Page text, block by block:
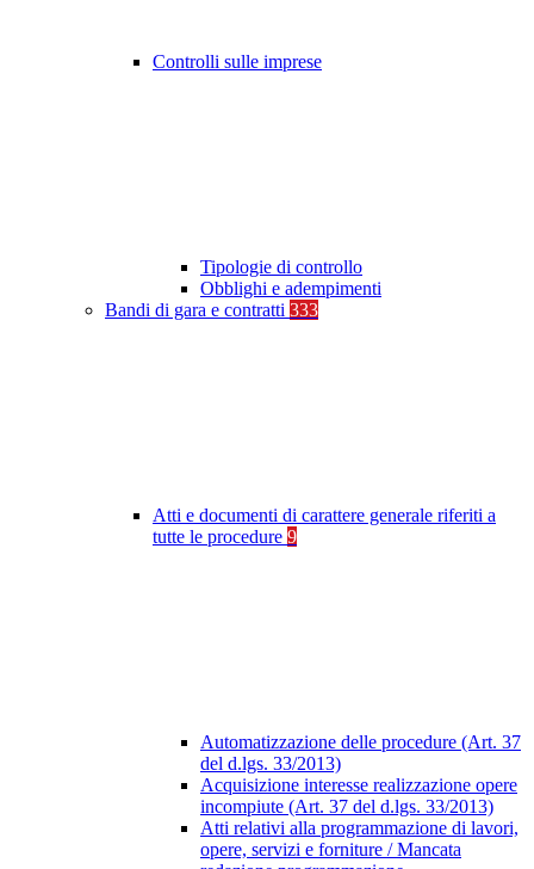
Controlli sulle imprese
Tipologie di controllo
Obblighi e adempimenti
Bandi di gara e contratti 333
Atti e documenti di carattere generale riferiti a
tutte le procedure 9
Automatizzazione delle procedure (Art. 37
del d.lgs. 33/2013)
Acquisizione interesse realizzazione opere
incompiute (Art. 37 del d.lgs. 33/2013)
Atti relativi alla programmazione di lavori,
opere, servizi e forniture / Mancata